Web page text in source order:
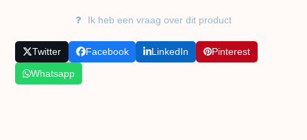
Ik heb een vraag over dit product
Twitter Facebook LinkedIn
Pinterest
Whatsapp